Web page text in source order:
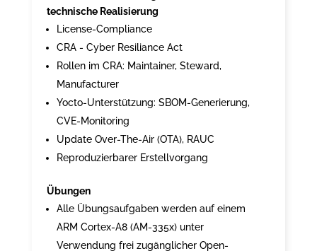
technische Realisierung
License-Compliance
CRA - Cyber Resiliance Act
Rollen im CRA: Maintainer, Steward,
Manufacturer
Yocto-Unterstützung: SBOM-Generierung,
CVE-Monitoring
Update Over-The-Air (OTA), RAUC
Reproduzierbarer Erstellvorgang
Übungen
Alle Übungsaufgaben werden auf einem
ARM Cortex-A8 (AM-335x) unter
Verwendung frei zugänglicher Open-